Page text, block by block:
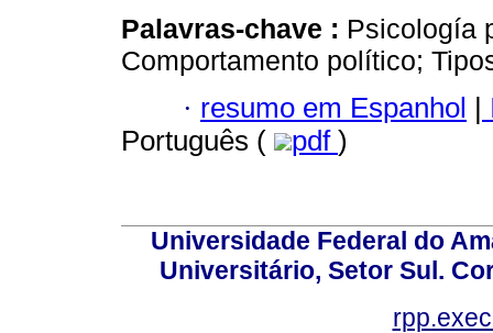
Palavras-chave : Psicología
Comportamento político;
· resumo em Espanhol |
Português (
pdf )
Universidade Federal do
Universitário, Setor Sul.